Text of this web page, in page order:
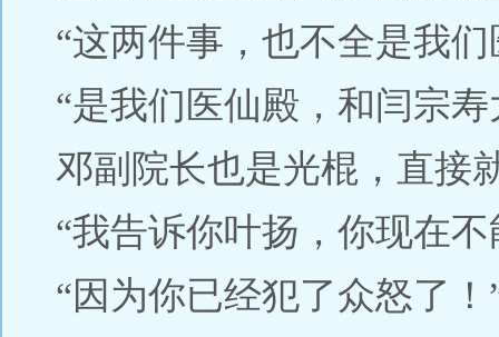
“这两件事，也不全是我
“是我们医仙殿，和闫宗
邓副院长也是光棍，直接
“我告诉你叶扬，你现在不
“因为你已经犯了众怒了！